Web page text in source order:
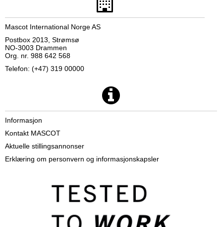
Mascot International Norge AS
Postbox 2013, Strømsø
NO-3003 Drammen
Org. nr. 988 642 568
Telefon: (+47) 319 00000
Informasjon
Kontakt MASCOT
Aktuelle stillingsannonser
Erklæring om personvern og informasjonskapsler